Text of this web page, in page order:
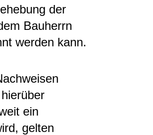
der
Bauherrn
werden kann.
ein
gelten